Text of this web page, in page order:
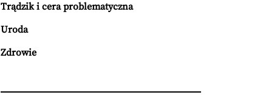
Trądzik i cera problematyczna
Uroda
Zdrowie